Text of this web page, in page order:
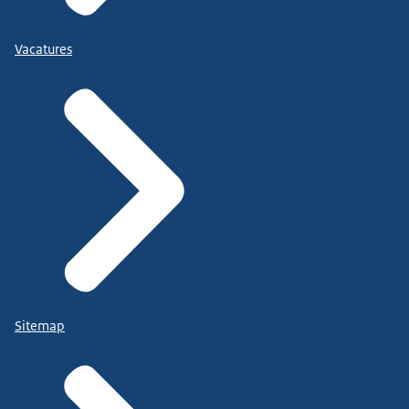
Vacatures
Sitemap